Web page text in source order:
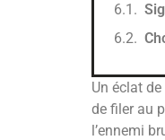
Un éclat
de filer au
l’ennemi